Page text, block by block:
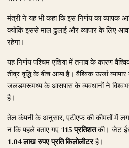
मंत्री ने यह भी कहा कि इस निर्णय का व्यापक
क्योंकि इससे माल ढुलाई और व्यापार के लिए
रहेगा।
यह निर्णय पश्चिम एशिया में तनाव के कारण
तीव्र वृद्धि के बीच आया है। वैश्विक ऊर्जा
जलडमरूमध्य के आसपास के व्यवधानों ने
है।
तेल कंपनी के अनुसार, एटीएफ की कीमतों में
न कि पहले बताए गए 115 प्रतिशतकी। जेट
1.04 लाख रुपए प्रति किलोलीटरहै।